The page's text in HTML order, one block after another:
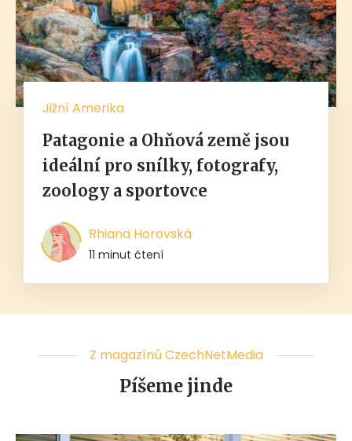
Jižní Amerika
Patagonie a Ohňová země jsou
ideální pro snílky, fotografy,
zoology a sportovce
Rhiana Horovská
11 minut čtení
Z magazínů CzechNetMedia
Píšeme jinde